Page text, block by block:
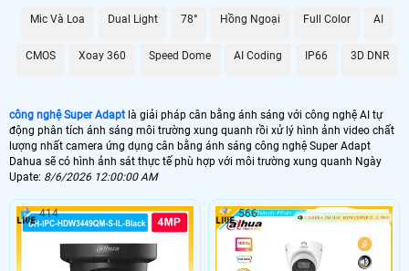
Mic Và Loa Dual Light 78° Hồng Ngoại Full Color AI
CMOS Xoay 360 Speed Dome AI Coding IP66 3D DNR
công nghệ Super Adapt là giải pháp cân bằng ánh sáng với công nghệ AI tự
động phân tích ánh sáng môi trường xung quanh rồi xử lý hình ảnh video chất
lượng nhất camera ứng dụng cân bằng ánh sáng công nghệ Super Adapt
Dahua sẽ có hình ảnh sát thực tế phù hợp với môi trường xung quanh Ngày
Upate: 8/6/2026 12:00:00 AM
414 566